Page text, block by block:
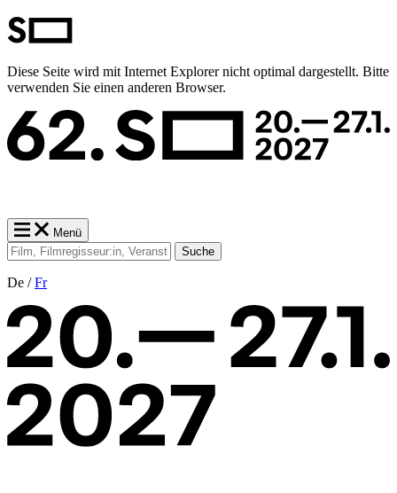
Diese Seite wird mit Internet Explorer nicht optimal dargestellt. Bitte
verwenden Sie einen anderen Browser.
Menü
Suche
De /Fr